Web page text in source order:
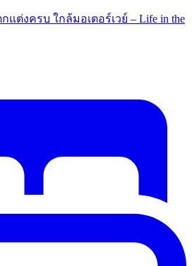
ต่งครบ ใกล้มอเตอร์เวย์ – Life in the